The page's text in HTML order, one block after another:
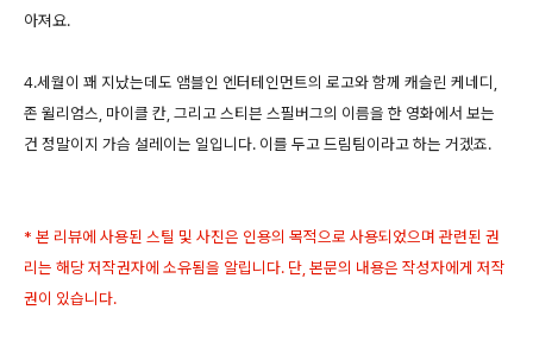
아져요.
4.세월이 꽤 지났는데도 앰블인 엔터테인먼트의 로고와 함께 캐슬린 케네디,
존 윌리엄스, 마이클 칸, 그리고 스티븐 스필버그의 이름을 한 영화에서 보는
건 정말이지 가슴 설레이는 일입니다. 이를 두고 드림팀이라고 하는 거겠죠.
* 본 리뷰에 사용된 스틸 및 사진은 인용의 목적으로 사용되었으며 관련된 권
리는 해당 저작권자에 소유됨을 알립니다. 단, 본문의 내용은 작성자에게 저작
권이 있습니다.